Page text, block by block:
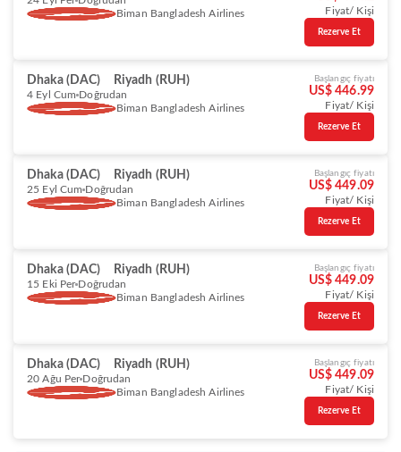
Biman Bangladesh Airlines
Fiyat/ Kişi
Rezerve Et
Dhaka (DAC) Riyadh (RUH)
4 Eyl Cum Doğrudan
Biman Bangladesh Airlines
Başlangıç fiyatı
US$ 446.99
Fiyat/ Kişi
Rezerve Et
Dhaka (DAC) Riyadh (RUH)
25 Eyl Cum Doğrudan
Biman Bangladesh Airlines
Başlangıç fiyatı
US$ 449.09
Fiyat/ Kişi
Rezerve Et
Dhaka (DAC) Riyadh (RUH)
15 Eki Per Doğrudan
Biman Bangladesh Airlines
Başlangıç fiyatı
US$ 449.09
Fiyat/ Kişi
Rezerve Et
Dhaka (DAC) Riyadh (RUH)
20 Ağu Per Doğrudan
Biman Bangladesh Airlines
Başlangıç fiyatı
US$ 449.09
Fiyat/ Kişi
Rezerve Et